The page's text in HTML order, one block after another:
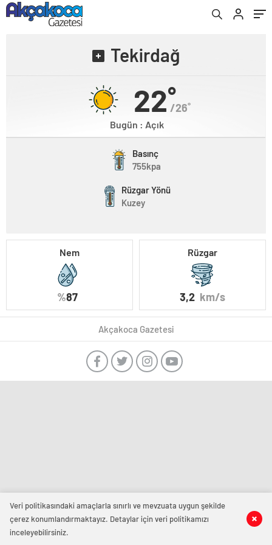
Tekirdağ
22˚
/26˚
Bugün : Açık
Basınç
755kpa
Rüzgar Yönü
Kuzey
Nem
%87
Rüzgar
3,2 km/s
Akçakoca Gazetesi
Veri politikasındaki amaçlarla sınırlı ve mevzuata uygun şekilde
çerez konumlandırmaktayız. Detaylar için veri politikamızı
inceleyebilirsiniz.